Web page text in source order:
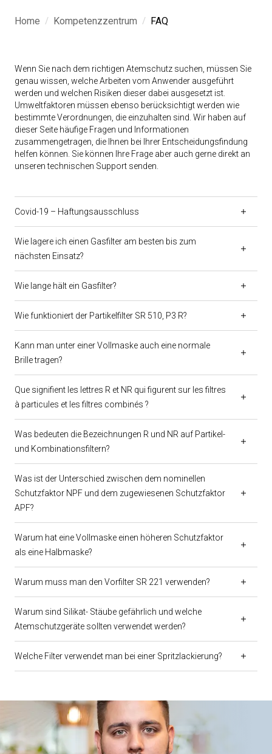
Home / Kompetenzzentrum / FAQ
Wenn Sie nach dem richtigen Atemschutz suchen, müssen Sie
genau wissen, welche Arbeiten vom Anwender ausgeführt
werden und welchen Risiken dieser dabei ausgesetzt ist.
Umweltfaktoren müssen ebenso berücksichtigt werden wie
bestimmte Verordnungen, die einzuhalten sind. Wir haben auf
dieser Seite häufige Fragen und Informationen
zusammengetragen, die Ihnen bei Ihrer Entscheidungsfindung
helfen können. Sie können Ihre Frage aber auch gerne direkt an
unseren technischen Support senden.
Covid-19 – Haftungsausschluss
Wie lagere ich einen Gasfilter am besten bis zum
nächsten Einsatz?
Wie lange hält ein Gasfilter?
Wie funktioniert der Partikelfilter SR 510, P3 R?
Kann man unter einer Vollmaske auch eine normale
Brille tragen?
Que signifient les lettres R et NR qui figurent sur les filtres
à particules et les filtres combinés ?
Was bedeuten die Bezeichnungen R und NR auf Partikel-
und Kombinationsfiltern?
Was ist der Unterschied zwischen dem nominellen
Schutzfaktor NPF und dem zugewiesenen Schutzfaktor
APF?
Warum hat eine Vollmaske einen höheren Schutzfaktor
als eine Halbmaske?
Warum muss man den Vorfilter SR 221 verwenden?
Warum sind Silikat- Stäube gefährlich und welche
Atemschutzgeräte sollten verwendet werden?
Welche Filter verwendet man bei einer Spritzlackierung?